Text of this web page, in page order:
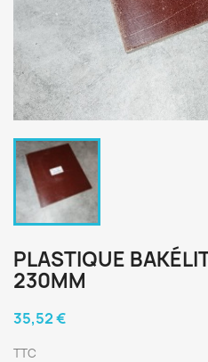
PLASTIQUE
230MM
35,52 €
TTC